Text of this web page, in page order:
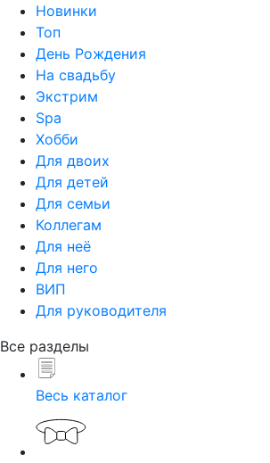
Новинки
Топ
День Рождения
На свадьбу
Экстрим
Spa
Хобби
Для двоих
Для детей
Для семьи
Коллегам
Для неё
Для него
ВИП
Для руководителя
Все разделы
Весь каталог